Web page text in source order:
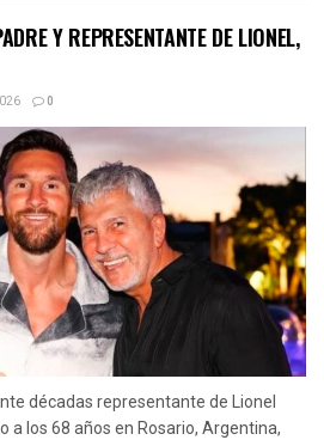
Y REPRESENTANTE DE LIONEL,
0
décadas representante de Lionel
a los 68 años en Rosario, Argentina,